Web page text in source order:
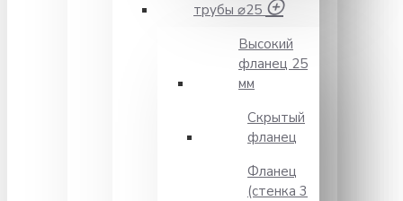
трубы ⌀25
Высокий
фланец 25
мм
Скрытый
фланец
Фланец
(стенка 3